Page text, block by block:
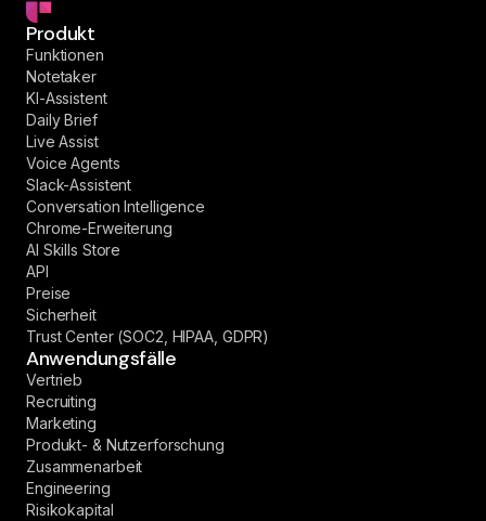
Produkt
Funktionen
Notetaker
KI-Assistent
Daily Brief
Live Assist
Voice Agents
Slack-Assistent
Conversation Intelligence
Chrome-Erweiterung
AI Skills Store
API
Preise
Sicherheit
Trust Center (SOC2, HIPAA, GDPR)
Anwendungsfälle
Vertrieb
Recruiting
Marketing
Produkt- & Nutzerforschung
Zusammenarbeit
Engineering
Risikokapital